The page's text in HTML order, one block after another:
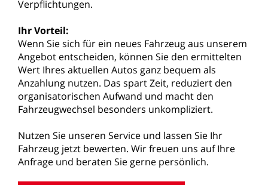
Verpflichtungen.
IhrVorteil:
Wenn Siesich für ein neues Fahrzeugaus unserem
Angebot entscheiden, können Sie den ermittelten
Wert Ihres aktuellen Autos ganz bequem als
Anzahlung nutzen. Das spartZeit, reduziert den
organisatorischen Aufwand und macht den
Fahrzeugwechsel besonders unkompliziert.
Nutzen Sie unseren Service und lassen Sie Ihr
Fahrzeug jetzt bewerten. Wirfreuen uns auf Ihre
Anfrage und beraten Sie gerne persönlich.